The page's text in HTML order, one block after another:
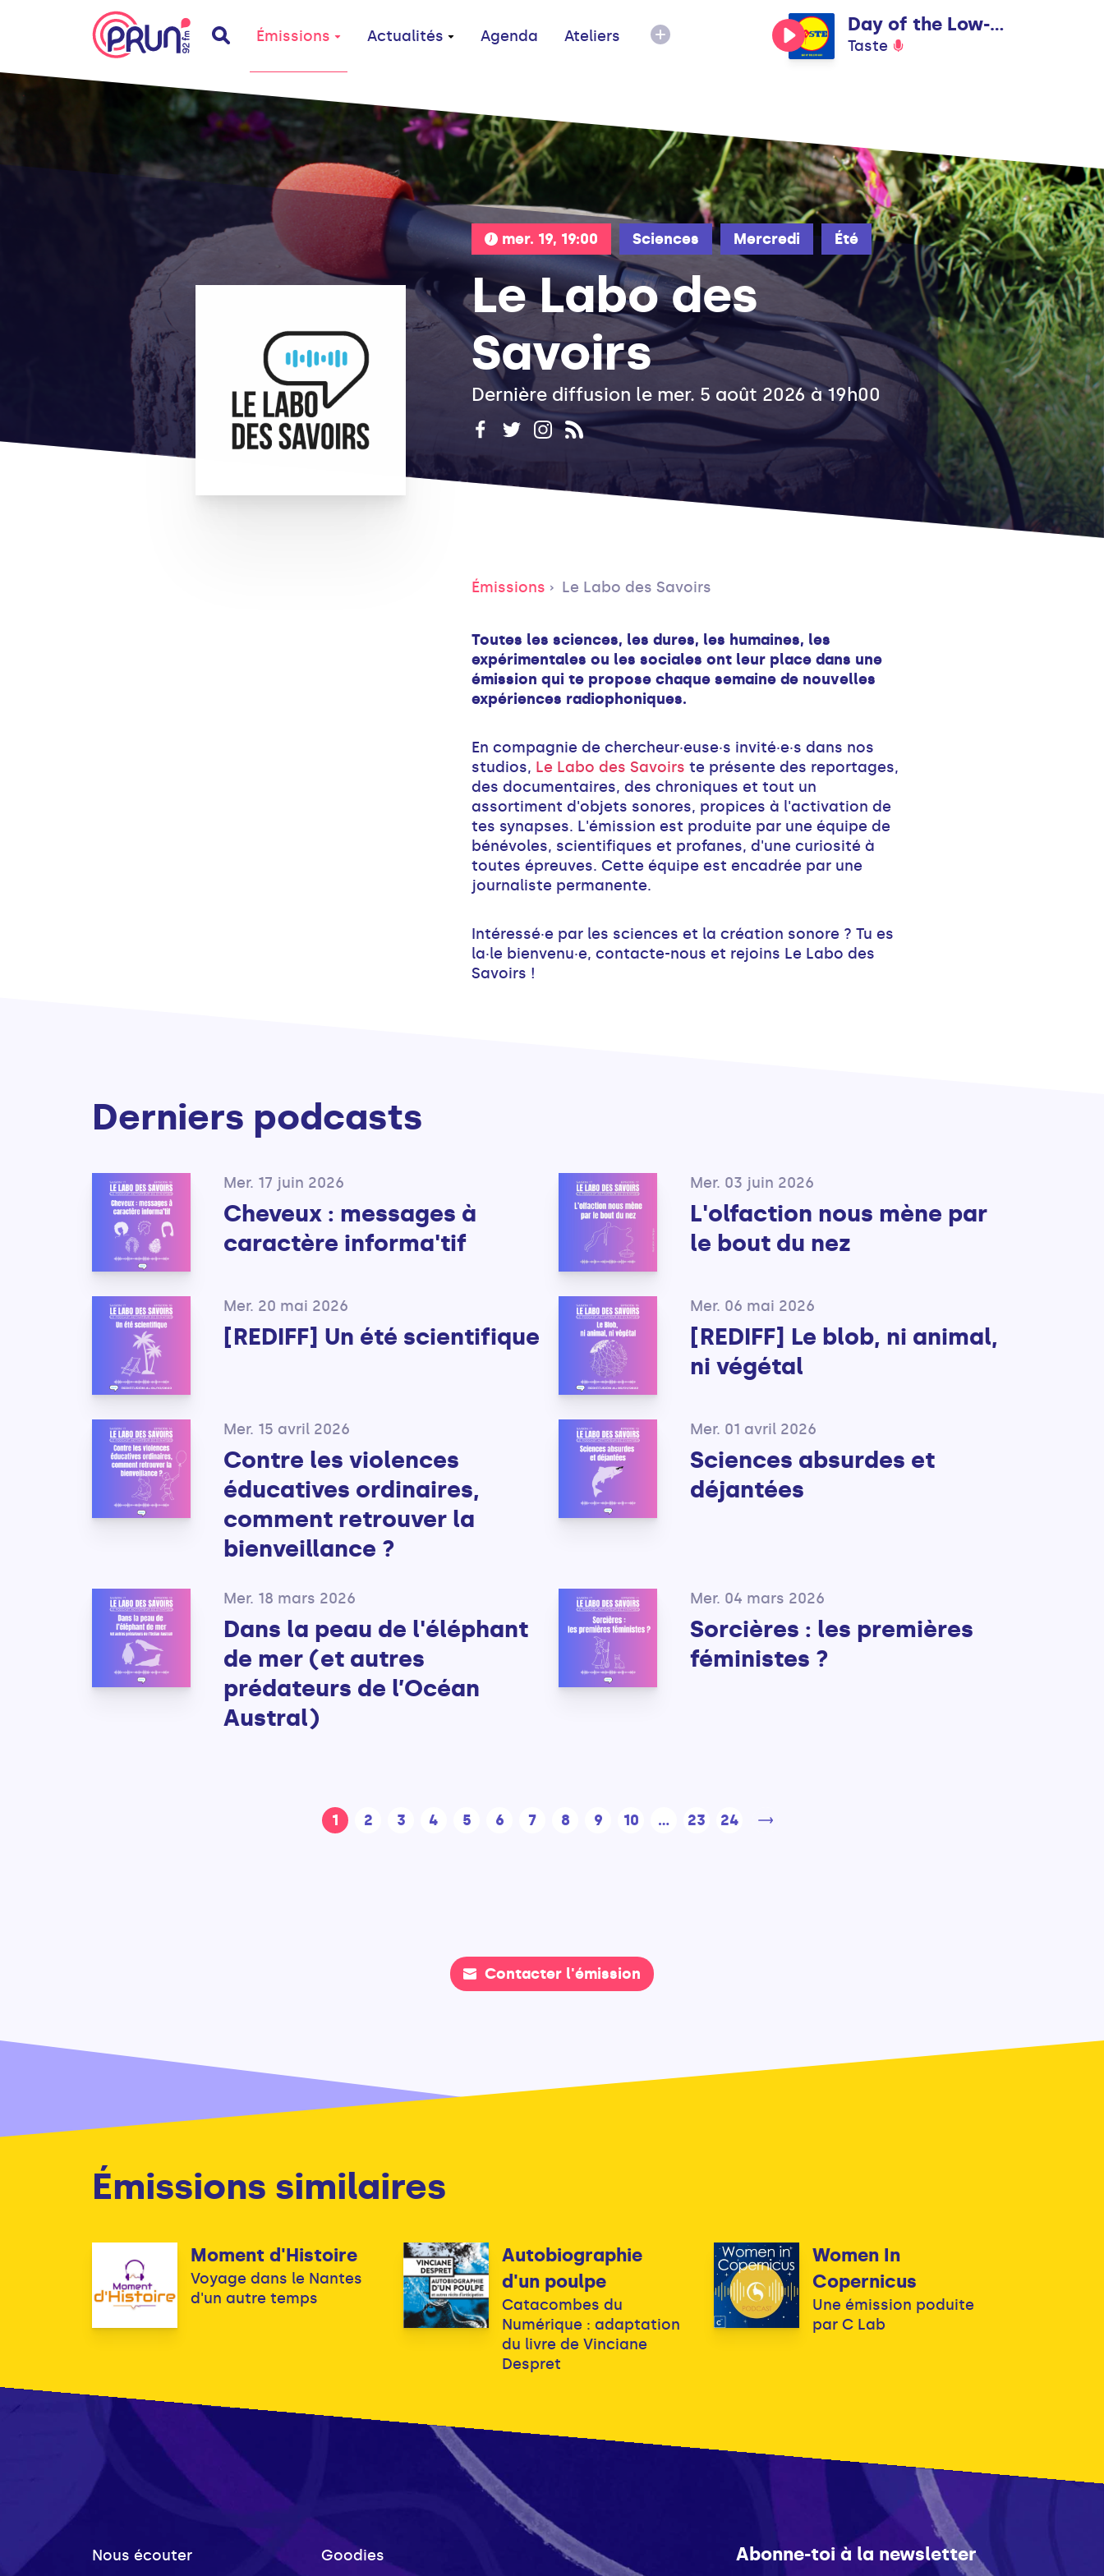
Émissions Actualités Agenda Ateliers
Day of the Low-Cost
Taste
mer. 19, 19:00 Sciences Mercredi Été
Le Labo des
Savoirs
Dernière diffusion le mer. 5 août 2026 à 19h00
Émissions Le Labo des Savoirs
Toutes les sciences, les dures, les humaines, les
expérimentales ou les sociales ont leur place dans une
émission qui te propose chaque semaine de nouvelles
expériences radiophoniques.
En compagnie de chercheur·euse·s invité·e·s dans nos
studios, Le Labo des Savoirs te présente des reportages,
des documentaires, des chroniques et tout un
assortiment d'objets sonores, propices à l'activation de
tes synapses. L'émission est produite par une équipe de
bénévoles, scientifiques et profanes, d'une curiosité à
toutes épreuves. Cette équipe est encadrée par une
journaliste permanente.
Intéressé·e par les sciences et la création sonore ? Tu es
la·le bienvenu·e, contacte-nous et rejoins Le Labo des
Savoirs !
Derniers podcasts
Mer. 17 juin 2026
Cheveux : messages à
caractère informa'tif
Mer. 03 juin 2026
L'olfaction nous mène par
le bout du nez
Mer. 20 mai 2026
[REDIFF] Un été scientifique
Mer. 06 mai 2026
[REDIFF] Le blob, ni animal,
ni végétal
Mer. 15 avril 2026
Contre les violences
éducatives ordinaires,
comment retrouver la
bienveillance ?
Mer. 01 avril 2026
Sciences absurdes et
déjantées
Mer. 18 mars 2026
Dans la peau de l'éléphant
de mer (et autres
prédateurs de l’Océan
Austral)
Mer. 04 mars 2026
Sorcières : les premières
féministes ?
1 2 3 4 5 6 7 8 9 10 ... 23 24
Contacter l'émission
Émissions similaires
Moment d'Histoire
Voyage dans le Nantes
d'un autre temps
Autobiographie
d'un poulpe
Catacombes du
Numérique : adaptation
du livre de Vinciane
Despret
Women In
Copernicus
Une émission poduite
par C Lab
Nous écouter Goodies Abonne-toi à la newsletter